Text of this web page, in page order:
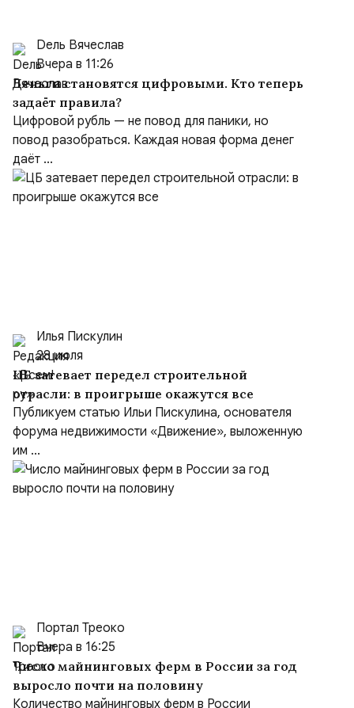
Dель Вячеслав
Вчера в 11:26
Деньги становятся цифровыми. Кто теперь
задаёт правила?
Цифровой рубль — не повод для паники, но
повод разобраться. Каждая новая форма денег
даёт ...
Илья Пискулин
28 июля
ЦБ затевает передел строительной
отрасли: в проигрыше окажутся все
Публикуем статью Ильи Пискулина, основателя
форума недвижимости «Движение», выложенную
им ...
Портал Треоко
Вчера в 16:25
Число майнинговых ферм в России за год
выросло почти на половину
Количество майнинговых ферм в России